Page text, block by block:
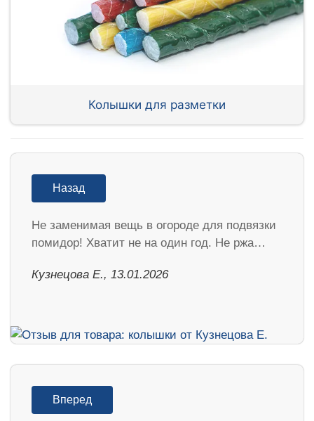
Колышки для разметки
Назад
Не заменимая вещь в огороде для подвязки
помидор! Хватит не на один год. Не ржа…
Кузнецова Е., 13.01.2026
Вперед